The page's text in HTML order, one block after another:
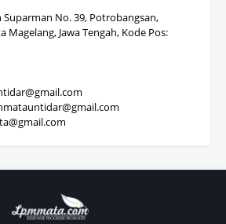
Suparman No. 39, Potrobangsan,
Magelang, Jawa Tengah, Kode Pos: